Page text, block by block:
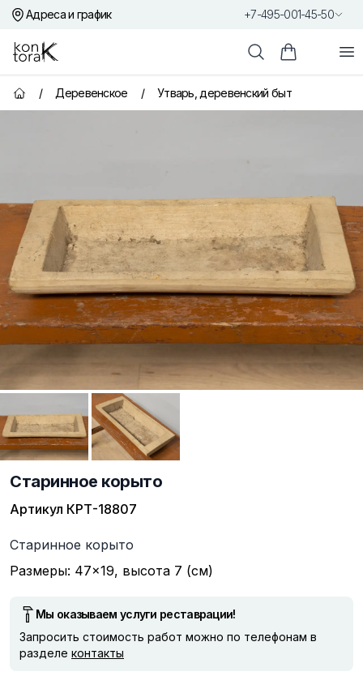
Адреса и график +7-495-001-45-50
Контора К
ПоискКорзина
Главная страница
/ Деревенское / Утварь, деревенский быт
Старинное корыто
Артикул КРТ-18807
Описание
Старинное корыто
Размеры: 47×19, высота 7 (см)
Мы оказываем услуги реставрации!
Запросить стоимость работ можно по телефонам в
разделе контакты